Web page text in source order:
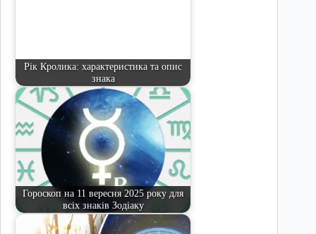
Рік Кролика: характеристика та опис
знака
Гороскоп на 11 вересня 2025 року для
всіх знаків Зодіаку